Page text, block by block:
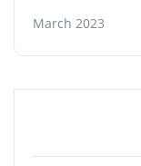
March 2023